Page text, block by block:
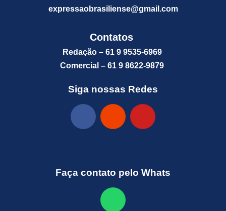
expressaobrasiliense@gmail.com
Contatos
Redação – 61 9 9535-6969
Comercial – 61 9 8622-9879
Siga nossas Redes
Faça contato pelo Whats